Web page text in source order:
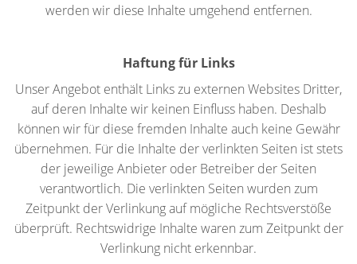
werden wir diese Inhalte umgehend entfernen.
Haftung für Links
Unser Angebot enthält Links zu externen Websites Dritter,
auf deren Inhalte wir keinen Einfluss haben. Deshalb
können wir für diese fremden Inhalte auch keine Gewähr
übernehmen. Für die Inhalte der verlinkten Seiten ist stets
der jeweilige Anbieter oder Betreiber der Seiten
verantwortlich. Die verlinkten Seiten wurden zum
Zeitpunkt der Verlinkung auf mögliche Rechtsverstöße
überprüft. Rechtswidrige Inhalte waren zum Zeitpunkt der
Verlinkung nicht erkennbar.